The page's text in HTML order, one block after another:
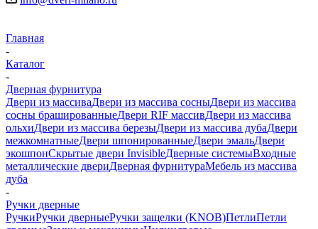
Главная
-
Каталог
-
Дверная фурнитура
Двери из массиваДвери из массива сосныДвери из массива
сосны брашированныеДвери RIF массивДвери из массива
ольхиДвери из массива березыДвери из массива дубаДвери
межкомнатныеДвери шпонированныеДвери эмальДвери
экошпонСкрытые двери InvisibleДверные системыВходные
металлические двериДверная фурнитураМебель из массива
дуба
-
Ручки дверные
РучкиРучки дверныеРучки защелки (KNOB)ПетлиПетли